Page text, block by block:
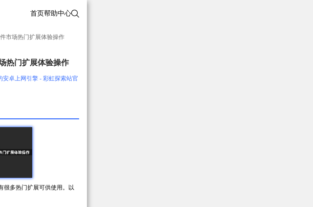
首页帮助中心
市场热门扩展体验操作
热门扩展体验操作
安卓上网引擎 - 彩虹探索站官
很多热门扩展可供使用。以